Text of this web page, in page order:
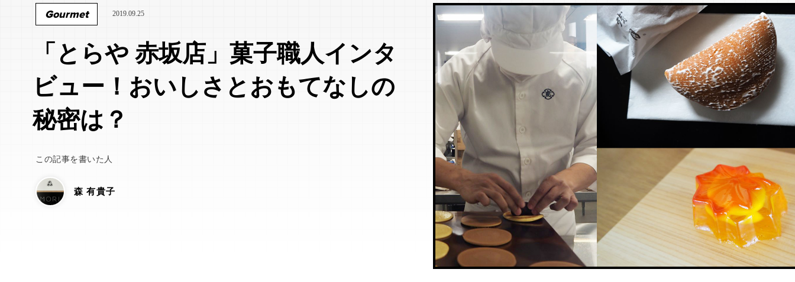
Gourmet 2019.09.25
「とらや 赤坂店」菓子職人インタ
ビュー！おいしさとおもてなしの
秘密は？
この記事を書いた人
森 有貴子